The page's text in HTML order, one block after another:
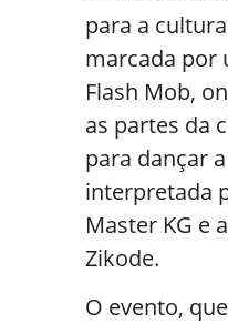
para a
marcada por
Flash Mob,
as partes da
para dançar
interpretada
Master KG e
Zikode.
O evento,